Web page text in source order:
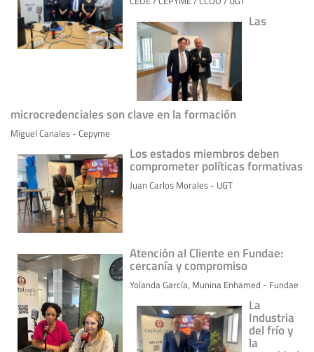
Las
microcredenciales son clave en la formación
Miguel Canales - Cepyme
Los estados miembros deben
comprometer políticas formativas
Juan Carlos Morales - UGT
Atención al Cliente en Fundae:
cercanía y compromiso
Yolanda García, Munina Enhamed - Fundae
La
Industria
del frío y
la